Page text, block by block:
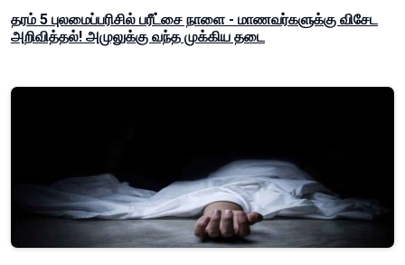
தரம் 5 புலமைப்பரிசில் பரீட்சை நாளை - மாணவர்களுக்கு விசேட
அறிவித்தல்! அமுலுக்கு வந்த முக்கிய தடை